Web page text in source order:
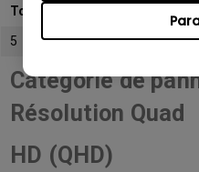
Total de sous-pixels
5
Catégorie de
Résolution Quad
HD (QHD)